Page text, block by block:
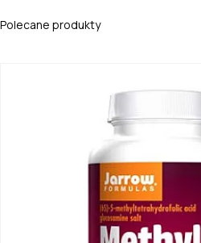
Polecane produkty